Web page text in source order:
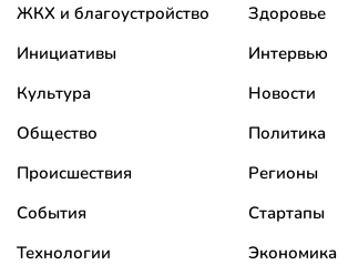
ЖКХ и благоустройство
Здоровье
Инициативы
Интервью
Культура
Новости
Общество
Политика
Происшествия
Регионы
События
Стартапы
Технологии
Экономика